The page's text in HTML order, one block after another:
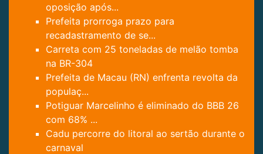
oposição após...
Prefeita prorroga prazo para
recadastramento de se...
Carreta com 25 toneladas de melão tomba
na BR-304
Prefeita de Macau (RN) enfrenta revolta da
populaç...
Potiguar Marcelinho é eliminado do BBB 26
com 68% ...
Cadu percorre do litoral ao sertão durante o
carnaval